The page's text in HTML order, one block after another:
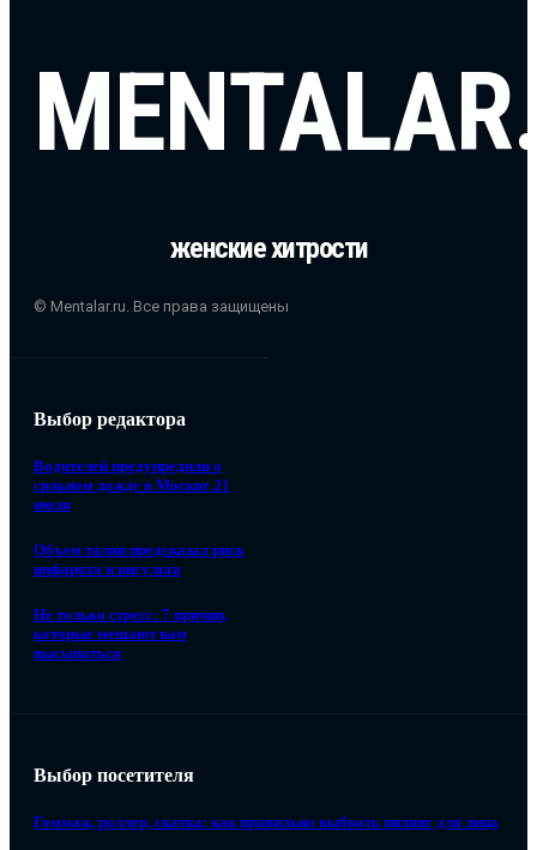
женские хитрости
© Mentalar.ru. Все права защищены
Выбор редактора
Водителей предупредили о
сильном дожде в Москве 21
июля
Объем талии предсказал риск
инфаркта и инсульта
Не только стресс: 7 причин,
которые мешают вам
высыпаться
Выбор посетителя
Гоммаж, роллер, скатка: как правильно выбрать пилинг для лица